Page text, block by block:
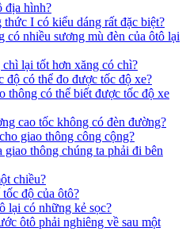
địa hình?
thức I có kiểu dáng rất đặc biệt?
có nhiều sương mù đèn của ôtô lại
lại tốt hơn xăng có chì?
độ có thể đo được tốc độ xe?
thông có thể biết được tốc độ xe
cao tốc không có đèn đường?
giao thông công cộng?
giao thông chúng ta phải đi bên
chiều?
độ của ôtô?
lại có những kẻ sọc?
ôtô phải nghiêng về sau một